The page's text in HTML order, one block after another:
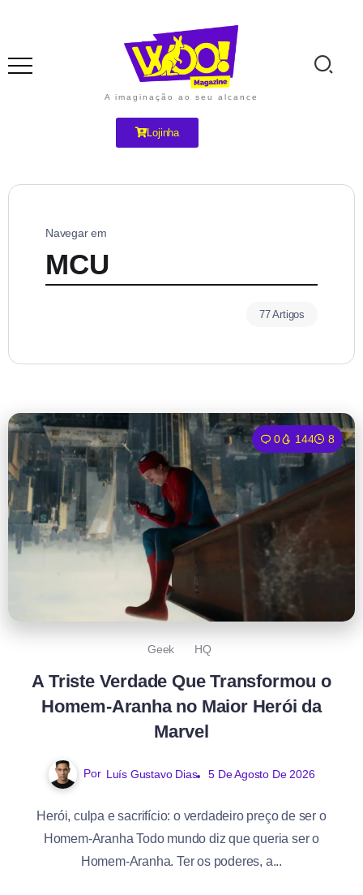
A imaginação ao seu alcance
Lojinha
Navegar em
MCU
77 Artigos
0 144 8
Geek HQ
A Triste Verdade Que Transformou o
Homem-Aranha no Maior Herói da
Marvel
Por Luís Gustavo Dias 5 De Agosto De 2026
Herói, culpa e sacrifício: o verdadeiro preço de ser o
Homem-Aranha Todo mundo diz que queria ser o
Homem-Aranha. Ter os poderes, a...